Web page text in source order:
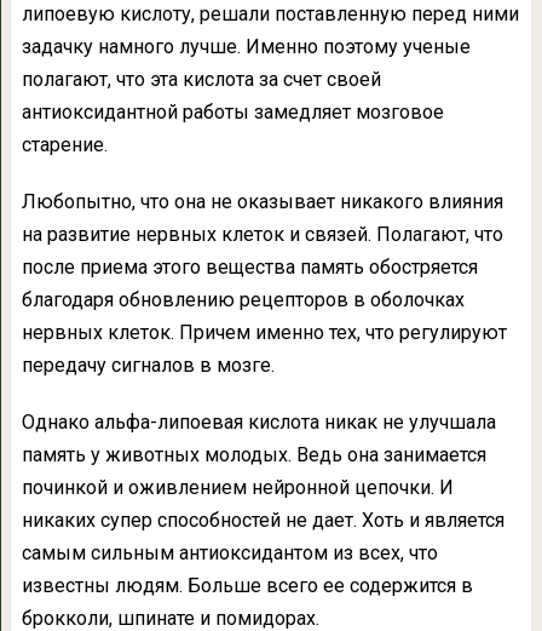
липоевую кислоту, решали поставленную перед ними
задачку намного лучше. Именно поэтому ученые
полагают, что эта кислота за счет своей
антиоксидантной работы замедляет мозговое
старение.
Любопытно, что она не оказывает никакого влияния
на развитие нервных клеток и связей. Полагают, что
после приема этого вещества память обостряется
благодаря обновлению рецепторов в оболочках
нервных клеток. Причем именно тех, что регулируют
передачу сигналов в мозге.
Однако альфа-липоевая кислота никак не улучшала
память у животных молодых. Ведь она занимается
починкой и оживлением нейронной цепочки. И
никаких супер способностей не дает. Хоть и является
самым сильным антиоксидантом из всех, что
известны людям. Больше всего ее содержится в
брокколи, шпинате и помидорах.